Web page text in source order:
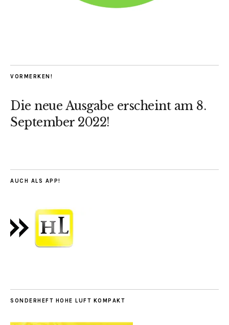
VORMERKEN!
Die neue Ausgabe erscheint am 8.
September 2022!
AUCH ALS APP!
SONDERHEFT HOHE LUFT KOMPAKT